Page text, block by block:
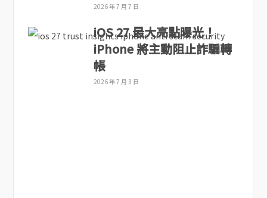
2026 年 7 月 7 日
iOS 27 最大亮點曝光！
iPhone 將主動阻止詐騙轉
帳
2026 年 7 月 3 日